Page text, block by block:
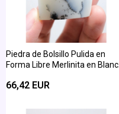
Piedra de Bolsillo Pulida en
Forma Libre Merlinita en Blanco
Nieve Azul-Negro
66,42 EUR